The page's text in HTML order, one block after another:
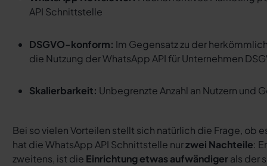
API Schnittstelle
DSGVO-konform: Im Gegensatz zu der
die Nutzung der WhatsApp API für Unternehmen
Skalierbarkeit: Unbegrenzte Anzahl an Nutzern und
Bei so vielen Vorteilen stellt sich natürlich die Frage, ob
hat die WhatsApp API Schnittstelle nurzwei Nachteile:
zweitens, ist die Einrichtung etwas aufwändigerals der